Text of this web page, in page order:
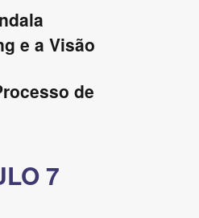
e a Visão
de
7